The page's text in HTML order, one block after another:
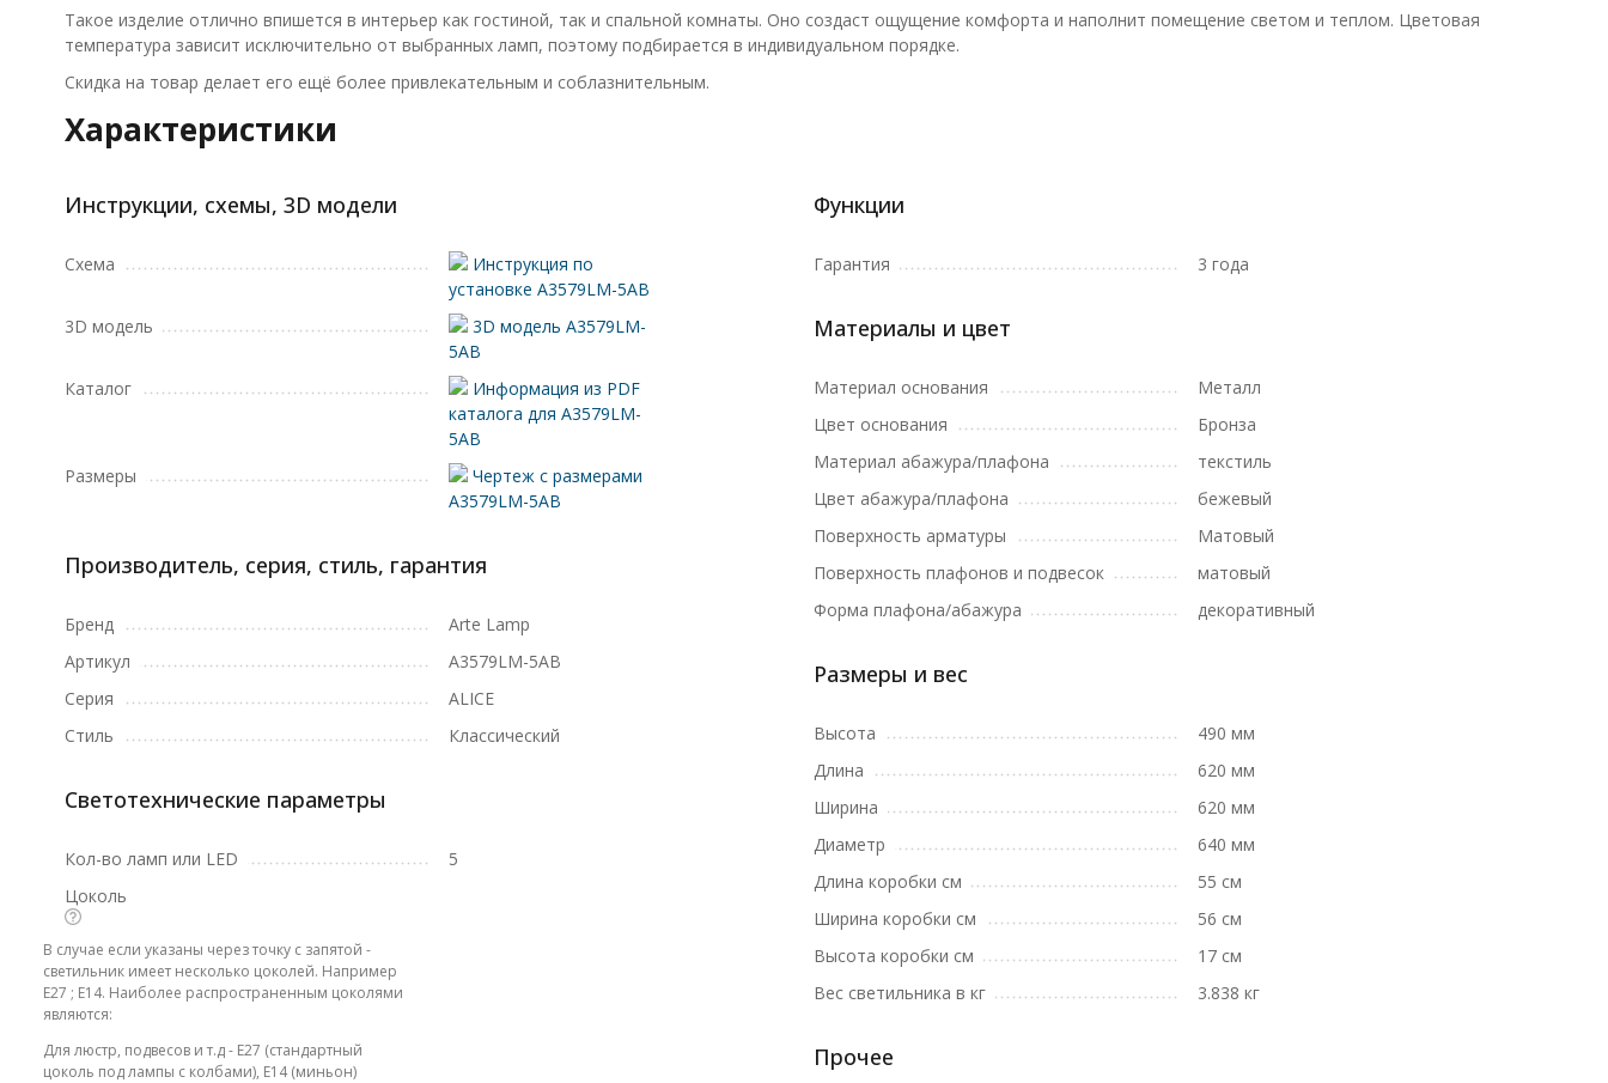
Такое изделие отлично впишется в интерьер как гостиной, так и спальной комнаты. Оно создаст ощущение комфорта и наполнит помещение светом и теплом. Цветовая
температура зависит исключительно от выбранных ламп, поэтому подбирается в индивидуальном порядке.
Скидка на товар делает его ещё более привлекательным и соблазнительным.
Характеристики
Инструкции, схемы, 3D модели
Схема
Инструкция по
установке A3579LM-5AB
3D модель
3D модель A3579LM-
5AB
Каталог
Информация из PDF
каталога для A3579LM-
5AB
Размеры
Чертеж с размерами
A3579LM-5AB
Производитель, серия, стиль, гарантия
Бренд
Arte Lamp
Артикул
A3579LM-5AB
Серия
ALICE
Стиль
Классический
Светотехнические параметры
Кол-во ламп или LED
5
Цоколь
В случае если указаны через точку с запятой -
светильник имеет несколько цоколей. Например
E27 ; E14. Наиболее распространенным цоколями
являются:
Для люстр, подвесов и т.д - E27 (стандартный
цоколь под лампы с колбами), E14 (миньон)
Функции
Гарантия 3 года
Материалы и цвет
Материал основания
Металл
Цвет основания
Бронза
Материал абажура/плафона
текстиль
Цвет абажура/плафона
бежевый
Поверхность арматуры
Матовый
Поверхность плафонов и подвесок
матовый
Форма плафона/абажура
декоративный
Размеры и вес
Высота
490 мм
Длина
620 мм
Ширина
620 мм
Диаметр
640 мм
Длина коробки см
55 см
Ширина коробки см
56 см
Высота коробки см
17 см
Вес светильника в кг
3.838 кг
Прочее